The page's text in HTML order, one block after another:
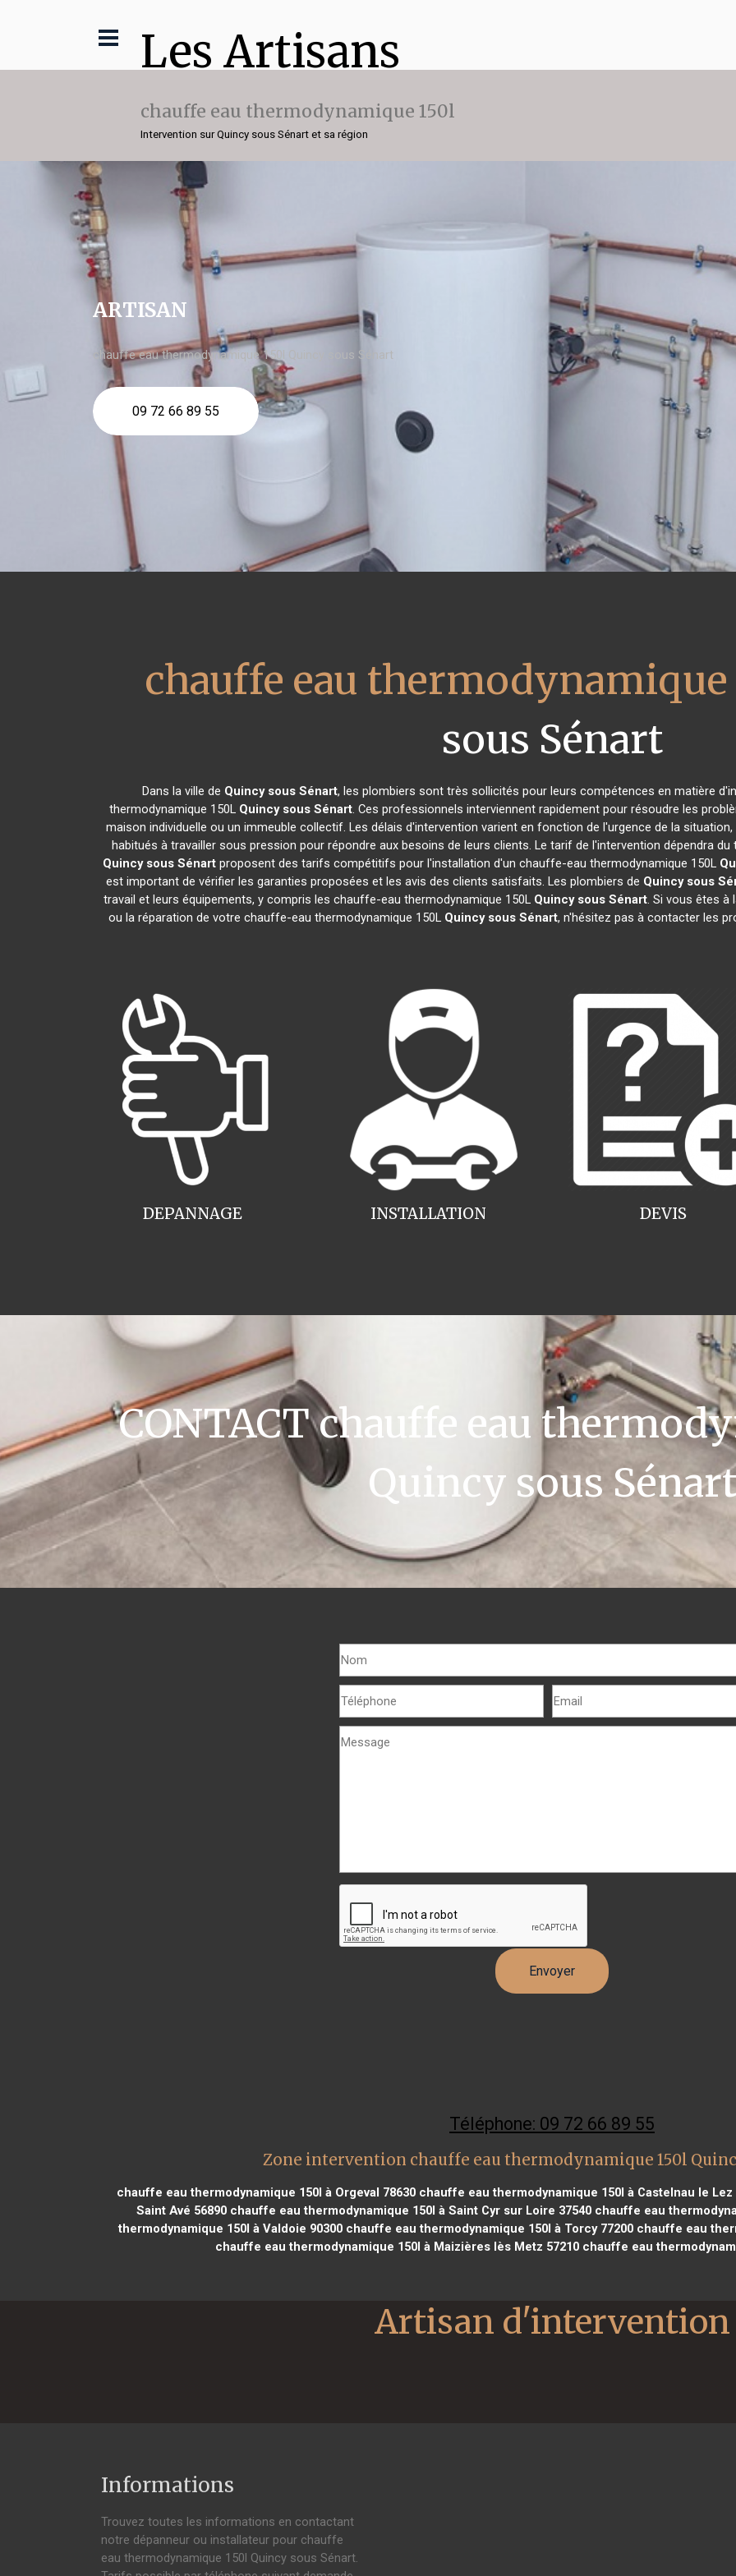
Les Artisans
chauffe eau thermodynamique 150l
Intervention sur Quincy sous Sénart et sa région
ARTISAN
chauffe eau thermodynamique 150l Quincy sous Sénart
09 72 66 89 55
chauffe eau thermodynamique
sous Sénart
Dans la ville de Quincy sous Sénart, les plombiers sont très sollicités pour leurs compétences en matière
thermodynamique 150L Quincy sous Sénart. Ces professionnels interviennent rapidement pour résoudre les
maison individuelle ou un immeuble collectif. Les délais d'intervention varient en fonction de l'urgence de la
habitués à travailler sous pression pour répondre aux besoins de leurs clients. Le tarif de l'intervention dépendra
Quincy sous Sénartproposent des tarifs compétitifs pour l'installation d'un chauffe-eau thermodynamique 150L
est important de vérifier les garanties proposées et les avis des clients satisfaits. Les plombiers de Quincy sous
travail et leurs équipements, y compris les chauffe-eau thermodynamique 150L Quincy sous Sénart. Si vous êtes à
ou la réparation de votre chauffe-eau thermodynamique 150L Quincy sous Sénart, n'hésitez pas à contacter les
INSTALLATION
DEPANNAGE DEVIS
CONTACT chauffe eau
Quincy sous Sénart
Téléphone: 09 72 66 89 55
Zone intervention chauffe eau thermodynamique 150l
chauffe eau thermodynamique 150l à Orgeval 78630 chauffe eau thermodynamique 150l à Castelnau le Lez
Saint Avé 56890chauffe eau thermodynamique 150l à Saint Cyr sur Loire 37540chauffe eau
thermodynamique 150l à Valdoie 90300chauffe eau thermodynamique 150l à Torcy 77200chauffe eau
chauffe eau thermodynamique 150l à Maizières lès Metz 57210 chauffe eau
Informations
Trouvez toutes les informations en contactant
notre dépanneur ou installateur pour chauffe
eau thermodynamique 150l Quincy sous Sénart.
Artisan d'intervention